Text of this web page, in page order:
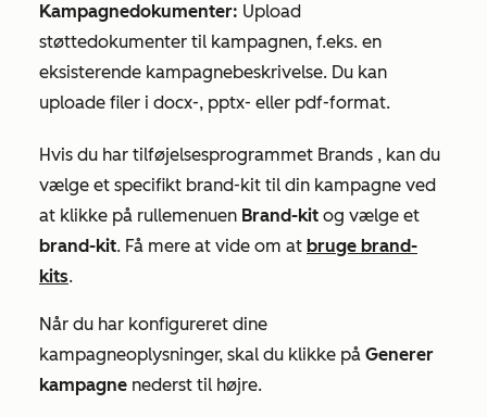
Kampagnedokumenter: Upload
støttedokumenter til kampagnen, f.eks. en
eksisterende kampagnebeskrivelse. Du kan
uploade filer i docx-, pptx- eller pdf-format.
Hvis du har tilføjelsesprogrammet Brands , kan du
vælge et specifikt brand-kit til din kampagne ved
at klikke på rullemenuen Brand-kit og vælge et
brand-kit. Få mere at vide om at bruge brand-
kits.
Når du har konfigureret dine
kampagneoplysninger, skal du klikke på Generer
kampagne nederst til højre.